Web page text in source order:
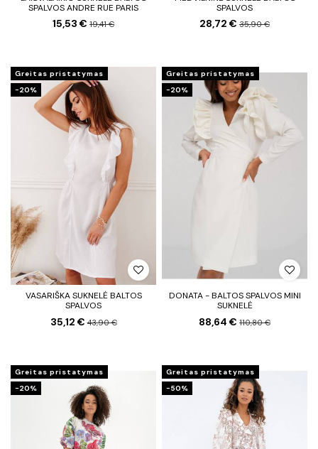
SPALVOS ANDRE RUE PARIS
15,53 € 19,41 €
SPALVOS
28,72 € 35,90 €
Greitas pristatymas
−20%
VASARIŠKA SUKNELĖ BALTOS
SPALVOS
35,12 €43,90 €
Greitas pristatymas
−20%
DONATA - BALTOS SPALVOS MINI
SUKNELĖ
88,64 € 110,80 €
Greitas pristatymas
−20%
Greitas pristatymas
−50%